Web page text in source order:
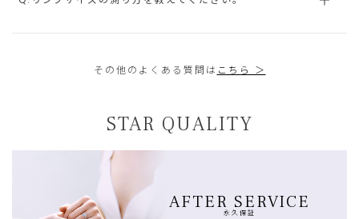
その他のよくある質問は こちら ＞
STAR QUALITY
AFTER SERVICE
永久保証